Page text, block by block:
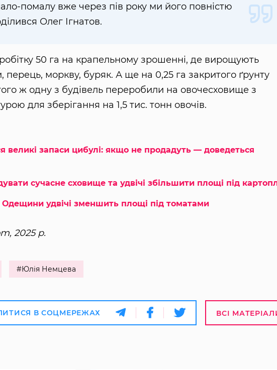
помалу вже через пів року ми його повністю
Олег Ігнатов.
50 га на крапельному зрошенні, де вирощують
перець, моркву, буряк. А ще на 0,25 га закритого ґрунту
ж одну з будівель переробили на овочесховище з
для зберігання на 1,5 тис. тонн овочів.
великі запаси цибулі: якщо не продадуть — доведеться
сучасне сховище та удвічі збільшити площі під
Одещини удвічі зменшить площі під томатами
2025 р.
#Юлія Немцева
В СОЦМЕРЕЖАХ ВСІ